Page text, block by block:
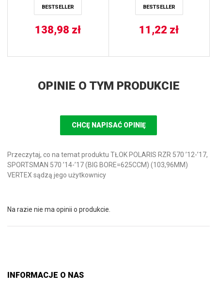
BESTSELLER
138,98 zł
BESTSELLER
11,22 zł
OPINIE O TYM PRODUKCIE
CHCĘ NAPISAĆ OPINIĘ
Przeczytaj, co na temat produktu TŁOK POLARIS RZR 570 ’12-’17,
SPORTSMAN 570 ’14-’17 (BIG BORE=625CCM) (103,96MM)
VERTEX sądzą jego użytkownicy
Na razie nie ma opinii o produkcie.
INFORMACJE O NAS